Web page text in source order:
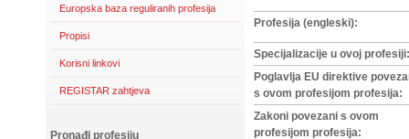
Europska baza reguliranih profesija
Propisi
Korisni linkovi
REGISTAR zahtjeva
Pronađi profesiju
Profesija (engleski):
Specijalizacije u ovoj profesiji:
Poglavlja EU direktive
s ovom profesijom profesija:
Zakoni povezani s ovom
profesijom profesija: